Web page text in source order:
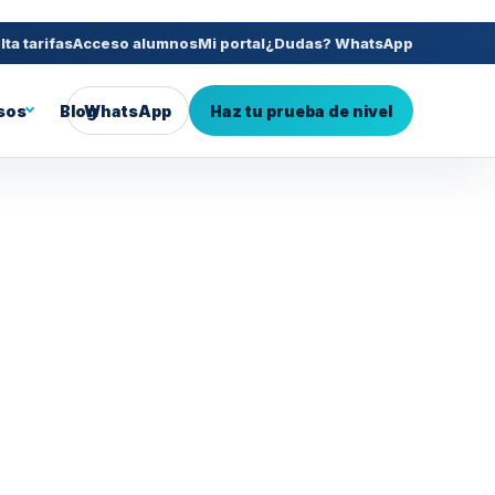
tarifasAcceso alumnosMi portal¿Dudas? WhatsApp
BlogWhatsApp Haz tu prueba de nivel